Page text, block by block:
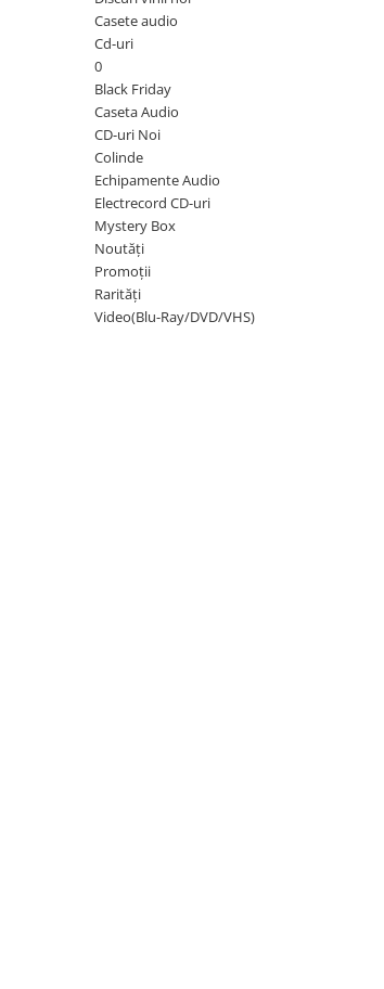
Viniluri Românești
Colecția Electrecord
Casete audio
Cd-uri
0
Black Friday
Caseta Audio
CD-uri Noi
Colinde
Echipamente Audio
Electrecord CD-uri
Mystery Box
Noutăți
Promoții
Rarități
Video(Blu-Ray/DVD/VHS)